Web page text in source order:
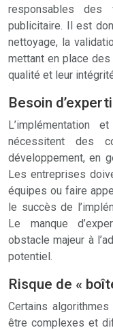
responsables des
publicitaire. Il est
nettoyage, la
mettant en place
qualité et leur
Besoin
L’implémentation
nécessitent des
développement, en
Les entreprises
équipes ou faire
le succès de
Le manque
obstacle majeur à
potentiel.
Risque de «
Certains algorithmes
être complexes et